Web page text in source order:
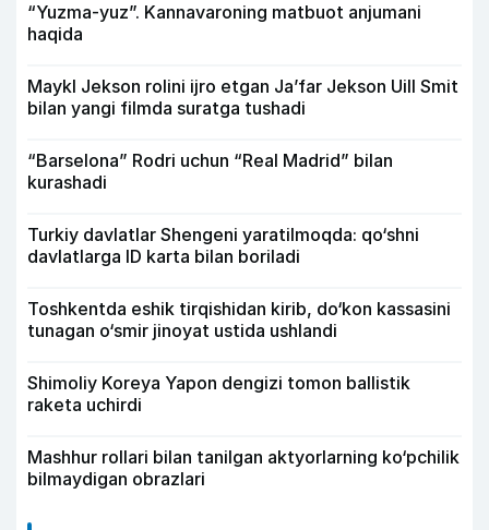
“Yuzma-yuz”. Kannavaroning matbuot anjumani
haqida
Maykl Jekson rolini ijro etgan Ja’far Jekson Uill Smit
bilan yangi filmda suratga tushadi
“Barselona” Rodri uchun “Real Madrid” bilan
kurashadi
Turkiy davlatlar Shengeni yaratilmoqda: qo‘shni
davlatlarga ID karta bilan boriladi
Toshkentda eshik tirqishidan kirib, do‘kon kassasini
tunagan o‘smir jinoyat ustida ushlandi
Shimoliy Koreya Yapon dengizi tomon ballistik
raketa uchirdi
Mashhur rollari bilan tanilgan aktyorlarning ko‘pchilik
bilmaydigan obrazlari